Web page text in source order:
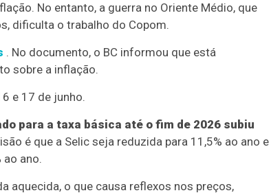
No entanto, a guerra no Oriente Médio, que
dificulta o trabalho do Copom.
. No documento, o BC informou que está
sobre a inflação.
e 17 de junho.
para a taxa básica até o fim de 2026 subiu
é que a Selic seja reduzida para 11,5% ao ano e
ao ano.
aquecida, o que causa reflexos nos preços,